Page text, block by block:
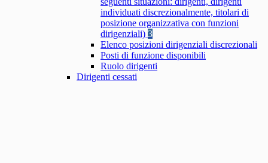
individuati discrezionalmente, titolari di
posizione organizzativa con funzioni
dirigenziali) 3
Elenco posizioni dirigenziali discrezionali
Posti di funzione disponibili
Ruolo dirigenti
Dirigenti cessati